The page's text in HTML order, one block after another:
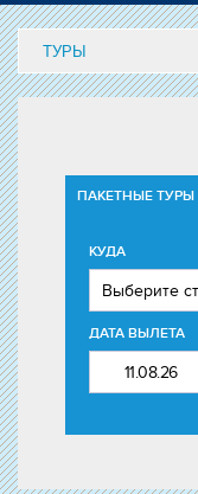
ТУРЫ
ПАКЕТНЫЕ ТУРЫ
КУДА
ДАТА ВЫЛЕТА